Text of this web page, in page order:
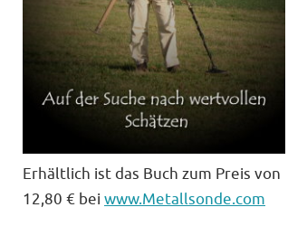
Erhältlich ist das Buch zum Preis von
12,80 € bei www.Metallsonde.com